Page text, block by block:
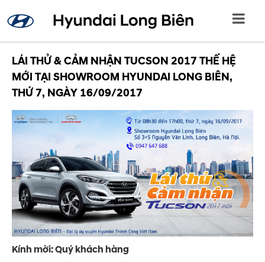
LÁI THỬ & CẢM NHẬN TUCSON 2017 THẾ HỆ
MỚI TẠI SHOWROOM HYUNDAI LONG BIÊN,
THỨ 7, NGÀY 16/09/2017
Kính mời: Quý khách hàng